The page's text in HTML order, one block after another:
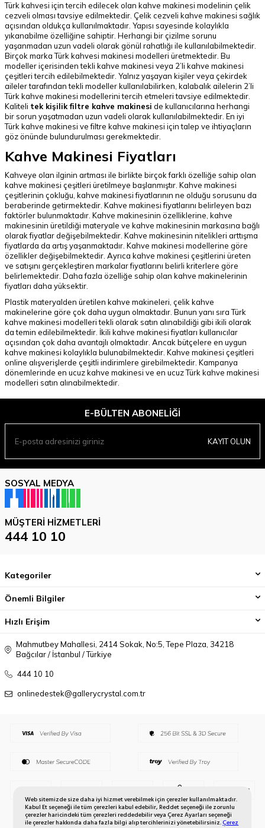
Web sitemizde size daha iyi hizmet verebilmek için çerezler kullanılmaktadır.
Kabul Et seçeneği ile tüm çerezleri kabul edebilir, Reddet seçeneği ile zorunlu
çerezler haricindeki tüm çerezleri reddedebilir veya Çerez Ayarları seçeneği
ile çerezler hakkında daha fazla bilgi alıp tercihlerinizi yönetebilirsiniz.Çerez
Türk kahvesi için tercih edilecek olan kahve makinesi modelinin çelik
cezveli olması tavsiye edilmektedir. Çelik cezveli kahve makinesi sağlık
açısından oldukça kullanılmaktadır. Yapısı sayesinde kolaylıkla
yıkanabilme özelliğine sahiptir. Herhangi bir çizilme sorunu
yaşanmadan uzun vadeli olarak gönül rahatlığı ile kullanılabilmektedir.
Birçok marka Türk kahvesi makinesi modelleri üretmektedir. Bu
modeller içerisinden tekli kahve makinesi veya 2’li kahve makinesi
çeşitleri tercih edilebilmektedir. Yalnız yaşayan kişiler veya çekirdek
aileler tarafından tekli modeller kullanılabilirken, kalabalık ailelerin 2’li
Türk kahve makinesi modellerini tercih etmeleri tavsiye edilmektedir.
Kaliteli tek kişilik filtre kahve makinesi de kullanıcılarına herhangi
bir sorun yaşatmadan uzun vadeli olarak kullanılabilmektedir. En iyi
Türk kahve makinesi ve filtre kahve makinesi için talep ve ihtiyaçların
göz önünde bulundurulması gerekmektedir.
Kahve Makinesi Fiyatları
Kahveye olan ilginin artması ile birlikte birçok farklı özelliğe sahip olan
kahve makinesi çeşitleri üretilmeye başlanmıştır. Kahve makinesi
çeşitlerinin çokluğu, kahve makinesi fiyatlarının ne olduğu sorusunu da
beraberinde getirmektedir. Kahve makinesi fiyatlarını belirleyen bazı
faktörler bulunmaktadır. Kahve makinesinin özelliklerine, kahve
makinesinin üretildiği materyale ve kahve makinesinin markasına bağlı
olarak fiyatlar değişebilmektedir. Kahve makinesinin nitelikleri arttışma
fiyatlarda da artış yaşanmaktadır. Kahve makinesi modellerine göre
özellikler değişebilmektedir. Ayrıca kahve makinesi çeşitlerini üreten
ve satışını gerçekleştiren markalar fiyatlarını belirli kriterlere göre
belirlemektedir. Daha fazla özelliğe sahip olan kahve makinelerinin
fiyatları daha yüksektir.
Plastik materyalden üretilen kahve makineleri, çelik kahve
makinelerine göre çok daha uygun olmaktadır. Bunun yanı sıra Türk
kahve makinesi modelleri tekli olarak satın alınabildiği gibi ikili olarak
da temin edilebilmektedir. İkili kahve makinesi fiyatları kullanıcılar
açısından çok daha avantajlı olmaktadır. Ancak bütçelere en uygun
kahve makinesi kolaylıkla bulunabilmektedir. Kahve makinesi çeşitleri
online alışverişlerde çeşitli indirimlere girebilmektedir. Kampanya
dönemlerinde en ucuz kahve makinesi ve en ucuz Türk kahve makinesi
modelleri satın alınabilmektedir.
E-BÜLTEN ABONELIĞI
KAYIT OLUN
SOSYAL MEDYA
MÜŞTERI HIZMETLERI
444 10 10
Kategoriler
Önemli Bilgiler
Hızlı Erişim
Mahmutbey Mahallesi, 2414 Sokak, No:5, Tepe Plaza, 34218
Bağcılar / İstanbul / Türkiye
444 10 10
onlinedestek@gallerycrystal.com.tr